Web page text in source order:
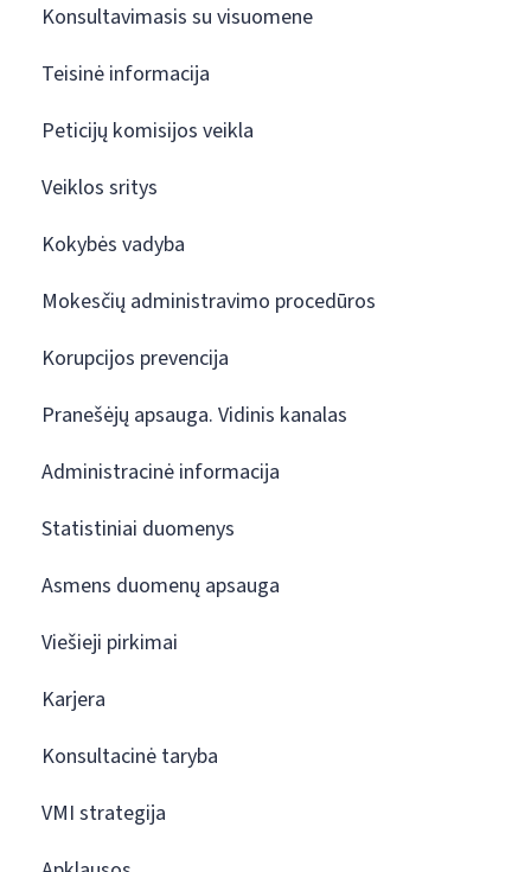
Konsultavimasis su visuomene
Teisinė informacija
Peticijų komisijos veikla
Veiklos sritys
Kokybės vadyba
Mokesčių administravimo procedūros
Korupcijos prevencija
Pranešėjų apsauga. Vidinis kanalas
Administracinė informacija
Statistiniai duomenys
Asmens duomenų apsauga
Viešieji pirkimai
Karjera
Konsultacinė taryba
VMI strategija